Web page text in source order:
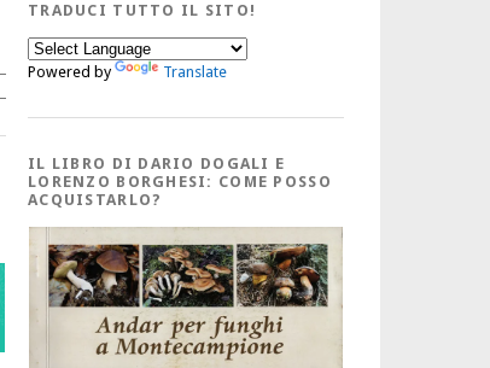
Cerca
TRADUCI TUTTO IL SITO!
Powered by Translate
IL LIBRO DI DARIO DOGALI E
LORENZO BORGHESI: COME POSSO
ACQUISTARLO?